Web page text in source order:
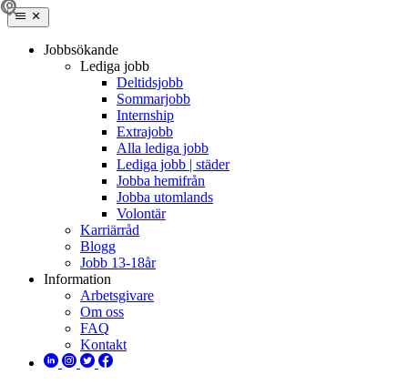
Jobbsökande
Lediga jobb
Deltidsjobb
Sommarjobb
Internship
Extrajobb
Alla lediga jobb
Lediga jobb | städer
Jobba hemifrån
Jobba utomlands
Volontär
Karriärråd
Blogg
Jobb 13-18år
Information
Arbetsgivare
Om oss
FAQ
Kontakt